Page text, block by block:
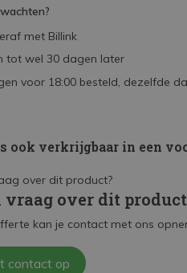
met Billink
tot wel 30 dagen later
voor 18:00 besteld, dezelfde
ook verkrijgbaar in een
vraag over dit
kan je contact met ons
contact op